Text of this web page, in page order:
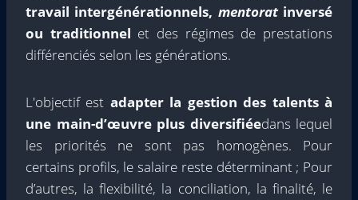
travail intergénérationnels, mentoratinversé
ou traditionnel et des régimes de prestations
différenciés selon les générations.
L'objectif est adapter la gestion des talents à
une main-d’œuvre plus diversifiéedans lequel
les priorités ne sont pas homogènes. Pour
certains profils, le salaire reste déterminant ; Pour
d’autres, la flexibilité, la conciliation, la finalité, le